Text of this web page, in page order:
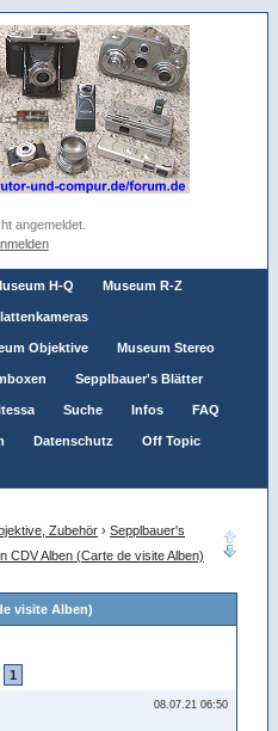
angemeldet.
H-Q Museum R-Z
Objektive Museum Stereo
Sepplbauer's Blätter
Suche Infos FAQ
Datenschutz Off Topic
Zubehör › Sepplbauer's
CDV Alben (Carte de visite Alben)
visite Alben)
1
08.07.21 06:50